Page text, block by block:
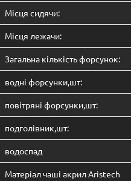
Місця сидячи:
Місця лежачи:
Загальна кількість форсунок:
водні форсунки,шт:
повітряні форсунки,шт:
подголівник,шт:
водоcпад
Матеріал чаші акрил Aristech